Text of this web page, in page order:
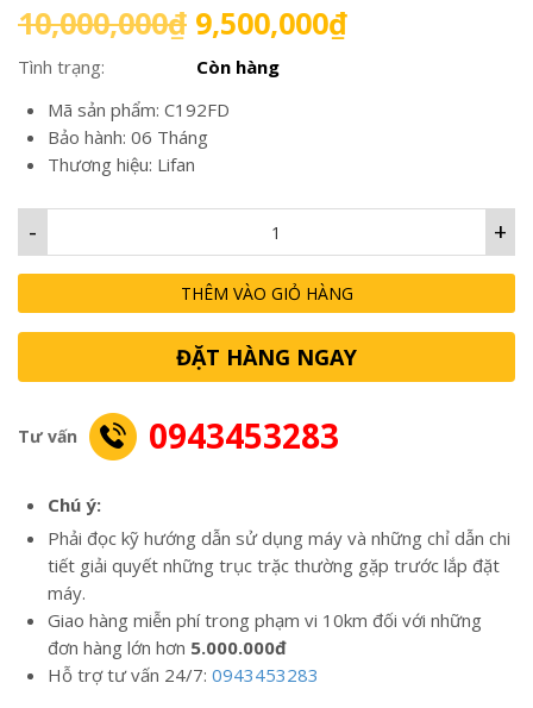
10,000,000₫ Giá
gốc
là:
10,000,000₫.
9,500,000₫Giá
Tình trạng:
Còn hàng
Mã sản phẩm: C192FD
Bảo hành: 06 Tháng
Thương hiệu: Lifan
+
-
THÊM VÀO GIỎ HÀNG
ĐẶT HÀNG NGAY
Tư vấn 0943453283
Chú ý:
Phải đọc kỹ hướng dẫn sử dụng máy và những chỉ dẫn chi
tiết giải quyết những trục trặc thường gặp trước lắp đặt
máy.
Giao hàng miễn phí trong phạm vi 10km đối với những
đơn hàng lớn hơn 5.000.000đ
Hỗ trợ tư vấn 24/7: 0943453283